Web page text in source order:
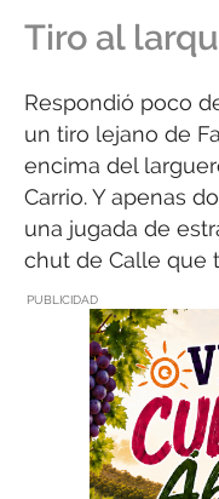
Tiro al
Respondió poco
un tiro lejano de
encima del
Carrio. Y apenas
una jugada de
chut de Calle que
PUBLICIDAD